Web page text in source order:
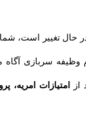
تغییر است، شما را
سربازی آگاه می
امریه، پروژه